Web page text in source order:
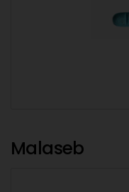
Malaseb